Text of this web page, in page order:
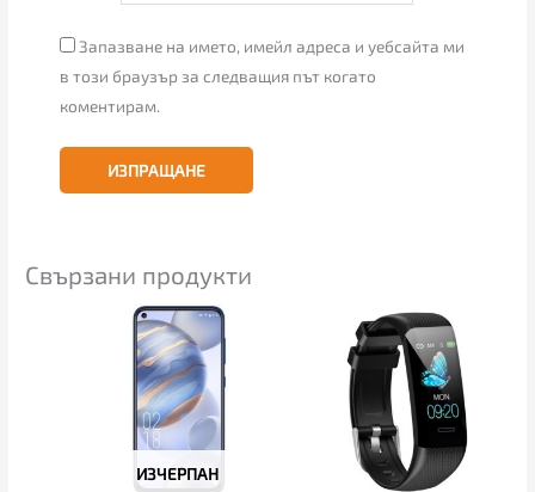
Запазване на името, имейл адреса и уебсайта ми
в този браузър за следващия път когато
коментирам.
Свързани продукти
ИЗЧЕРПАН